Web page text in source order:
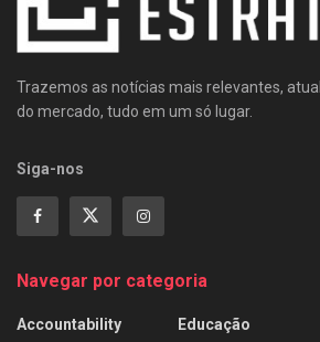
Trazemos as notícias mais relevantes,
do mercado, tudo em um só lugar.
Siga-nos
Navegar por categoria
Accountability
Educação